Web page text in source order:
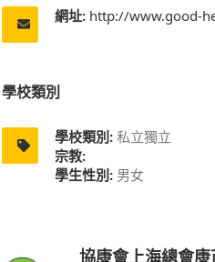
網址: http://www.good-
學校類別
學校類別: 私立獨立
宗教:
學生性別: 男女
協康會上海總會